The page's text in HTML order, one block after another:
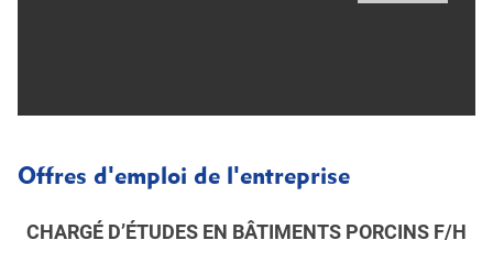
Offres d'emploi de l'entreprise
CHARGÉ D’ÉTUDES EN BÂTIMENTS PORCINS F/H